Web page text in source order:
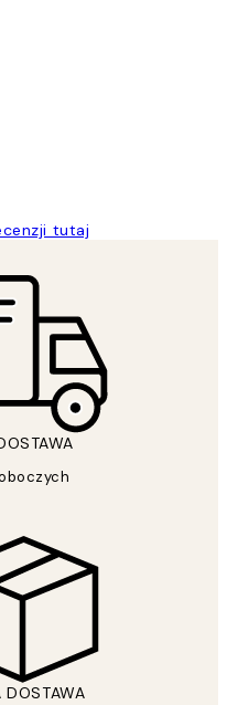
tutaj
DOSTAWA